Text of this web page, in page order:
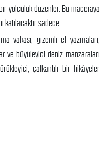
yolculuk düzenler. Bu maceraya
katılacaktır sadece.
vakası, gizemli el yazmaları,
ve büyüleyici deniz manzaraları
çalkantılı bir hikâyeler